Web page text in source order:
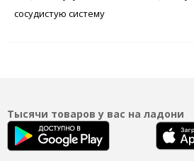
сосудистую систему
Тысячи товаров у вас на ладони